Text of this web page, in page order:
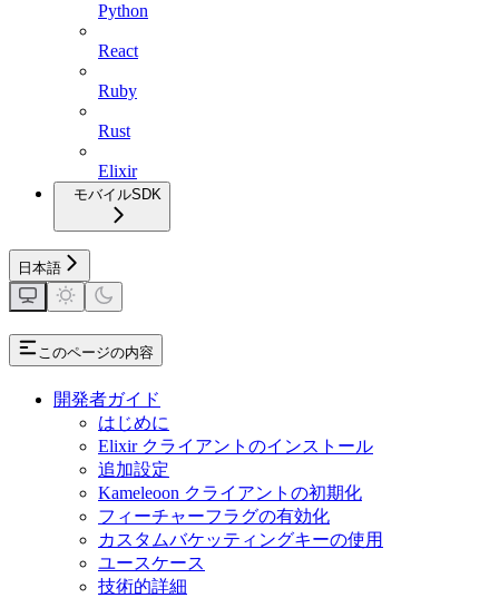
Python
React
Ruby
Rust
Elixir
モバイルSDK
日本語
このページの内容
開発者ガイド
はじめに
Elixir クライアントのインストール
追加設定
Kameleoon クライアントの初期化
フィーチャーフラグの有効化
カスタムバケッティングキーの使用
ユースケース
技術的詳細